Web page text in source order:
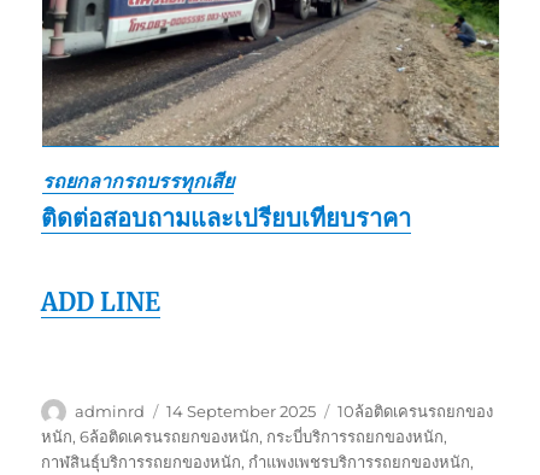
รถยกลากรถบรรทุกเสีย
ติดต่อสอบถามและเปรียบเทียบราคา
ADD LINE
Author
adminrd
Posted
on
14 September 2025 Tags
10ล้อติดเครนรถยกของ
หนัก,6ล้อติดเครนรถยกของหนัก, กระบี่บริการรถยกของหนัก,
กาฬสินธุ์บริการรถยกของหนัก, กำแพงเพชรบริการรถยกของหนัก,